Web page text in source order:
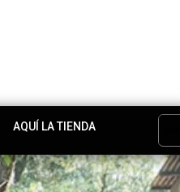
AQUÍ LA TIENDA